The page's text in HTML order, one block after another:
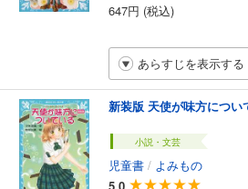
647円 (税込)
あらすじを表示する
新装版 天使が味方につ
小説・文芸
児童書 / よみもの